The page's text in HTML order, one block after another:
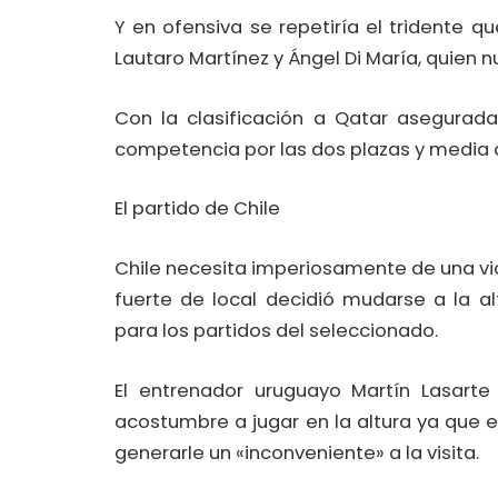
Y en ofensiva se repetiría el tridente
Lautaro Martínez y Ángel Di María,
Con la clasificación a Qatar
competencia por las dos plazas y media
El partido de Chile
Chile necesita imperiosamente de una
fuerte de local decidió mudarse a la
para los partidos del seleccionado.
El entrenador uruguayo Martín
acostumbre a jugar en la altura ya que
generarle un «inconveniente» a la visita.